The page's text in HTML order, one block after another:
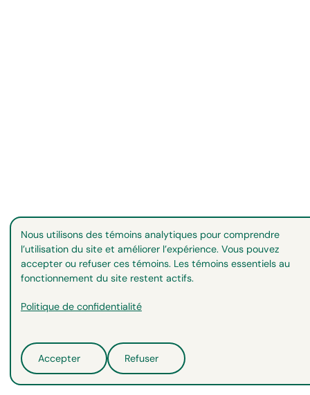
Nous utilisons des témoins analytiques pour comprendre
l’utilisation du site et améliorer l’expérience. Vous pouvez
accepter ou refuser ces témoins. Les témoins essentiels au
fonctionnement du site restent actifs.
Politique de confidentialité
Accepter Refuser